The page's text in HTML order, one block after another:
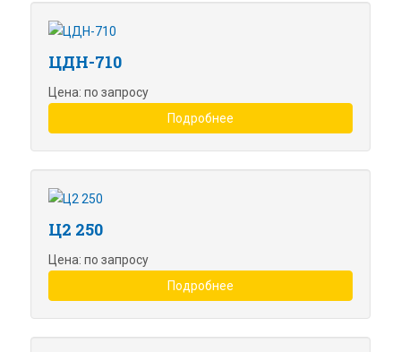
ЦДН-710
Цена: по запросу
Подробнее
Ц2 250
Цена: по запросу
Подробнее